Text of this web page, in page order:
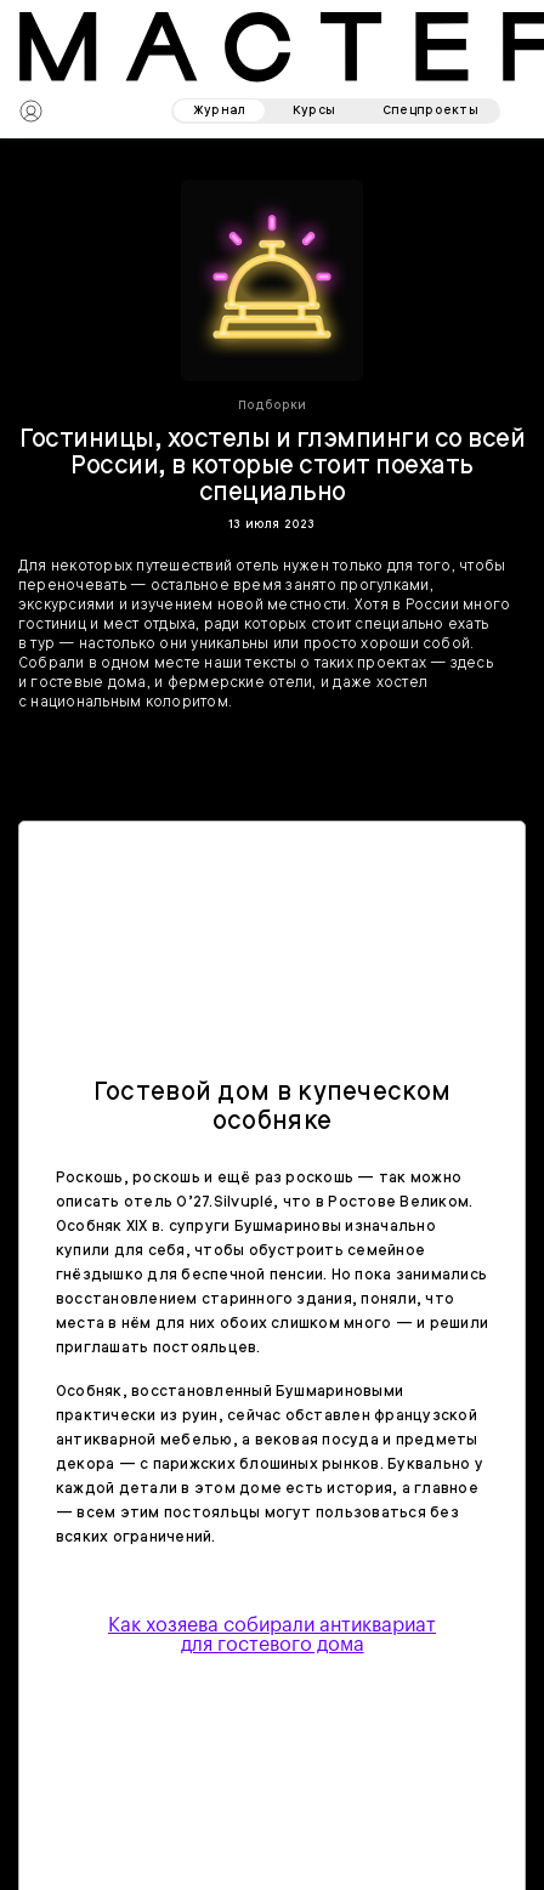
Журнал Курсы Спецпроекты
Подборки
Гостиницы, хостелы и глэмпинги со всей
России, в которые стоит поехать
специально
13 июля 2023
Для некоторых путешествий отель нужен только для того, чтобы
переночевать — остальное время занято прогулками,
экскурсиями и изучением новой местности. Хотя в России много
гостиниц и мест отдыха, ради которых стоит специально ехать
в тур — настолько они уникальны или просто хороши собой.
Собрали в одном месте наши тексты о таких проектах — здесь
и гостевые дома, и фермерские отели, и даже хостел
с национальным колоритом.
Гостевой дом в купеческом
особняке
Роскошь, роскошь и ещё раз роскошь — так можно
описать отель O’27.Silvuplé, что в Ростове Великом.
Особняк XIX в. супруги Бушмариновы изначально
купили для себя, чтобы обустроить семейное
гнёздышко для беспечной пенсии. Но пока занимались
восстановлением старинного здания, поняли, что
места в нём для них обоих слишком много — и решили
приглашать постояльцев.
Особняк, восстановленный Бушмариновыми
практически из руин, сейчас обставлен французской
антикварной мебелью, а вековая посуда и предметы
декора — с парижских блошиных рынков. Буквально у
каждой детали в этом доме есть история, а главное
— всем этим постояльцы могут пользоваться без
всяких ограничений.
Как хозяева собирали антиквариат
для гостевого дома